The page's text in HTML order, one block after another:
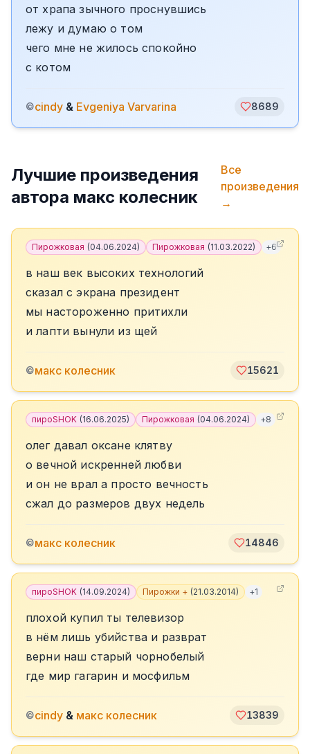
от храпа зычного проснувшись
лежу и думаю о том
чего мне не жилось спокойно
с котом
©cindy & Evgeniya Varvarina 8689
Лучшие произведения
автора макс колесник
Все
произведения
→
Пирожковая (04.06.2024) Пирожковая (11.03.2022) +6
в наш век высоких технологий
сказал с экрана президент
мы настороженно притихли
и лапти вынули из щей
©макс колесник 15621
пироSHOK (16.06.2025) Пирожковая (04.06.2024) +8
олег давал оксане клятву
о вечной искренней любви
и он не врал а просто вечность
сжал до размеров двух недель
©макс колесник 14846
пироSHOK (14.09.2024) Пирожки + (21.03.2014) +1
плохой купил ты телевизор
в нём лишь убийства и разврат
верни наш старый чорнобелый
где мир гагарин и мосфильм
©cindy & макс колесник 13839